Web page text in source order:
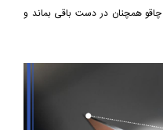
همچنان در دست باقی بماند و